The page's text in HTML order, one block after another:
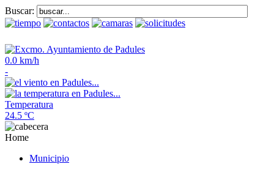
Buscar:
0.0 km/h
-
Temperatura
24.5 ºC
Home
Municipio